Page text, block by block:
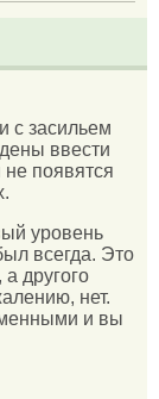
с засильем
ввести
появятся
уровень
всегда. Это
другого
нет.
и вы